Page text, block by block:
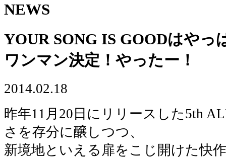
NEWS
YOUR SONG IS GOODはやっ
ワンマン決定！やったー！
2014.02.18
昨年11月20日にリリースした5th
さを存分に醸しつつ、
新境地といえる扉をこじ開けた快